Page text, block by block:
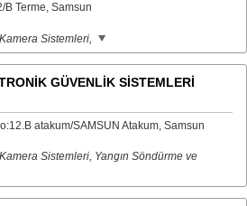
Terme, Samsun
Sistemleri,
GÜVENLİK SİSTEMLERİ
atakum/SAMSUN Atakum, Samsun
Sistemleri, Yangın Söndürme ve